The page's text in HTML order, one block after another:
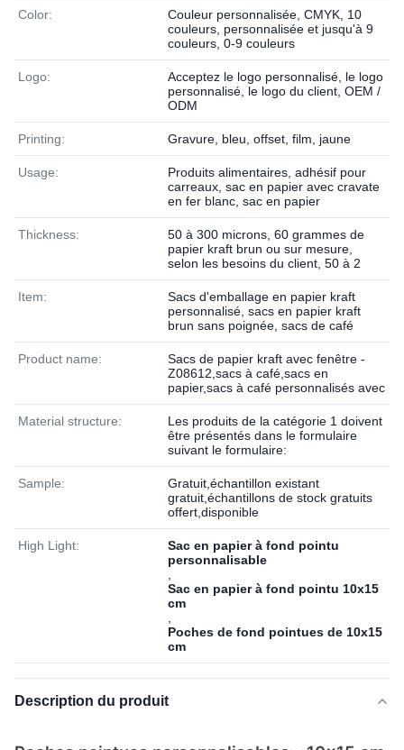
Color:
Couleur personnalisée, CMYK, 10
couleurs, personnalisée et jusqu'à 9
couleurs, 0-9 couleurs
Logo:
Acceptez le logo personnalisé, le logo
personnalisé, le logo du client, OEM /
ODM
Printing: Gravure, bleu, offset, film, jaune
Usage:
Produits alimentaires, adhésif pour
carreaux, sac en papier avec cravate
en fer blanc, sac en papier
Thickness:
50 à 300 microns, 60 grammes de
papier kraft brun ou sur mesure,
selon les besoins du client, 50 à 2
Item:
Sacs d'emballage en papier kraft
personnalisé, sacs en papier kraft
brun sans poignée, sacs de café
Product name:
Sacs de papier kraft avec fenêtre -
Z08612,sacs à café,sacs en
papier,sacs à café personnalisés avec
Material structure:
Les produits de la catégorie 1 doivent
être présentés dans le formulaire
suivant le formulaire:
Sample:
Gratuit,échantillon existant
gratuit,échantillons de stock gratuits
offert,disponible
High Light:
Sac en papier à fond pointu
personnalisable
Sac en papier à fond pointu 10x15
cm
Poches de fond pointues de 10x15
cm
Description du produit